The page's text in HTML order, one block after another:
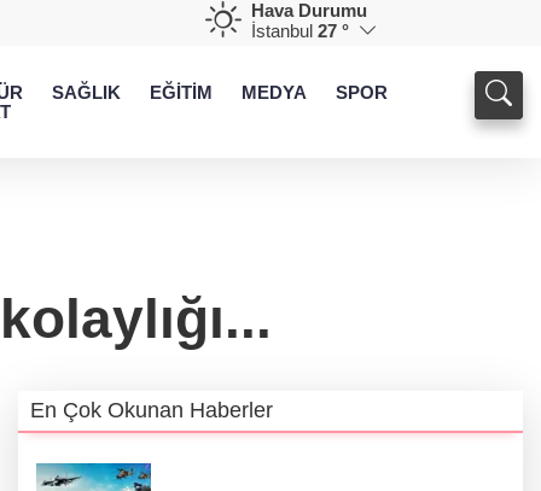
Hava Durumu
İstanbul 27 °
SAĞLIK EĞİTİM MEDYA SPOR
En Çok Okunan Haberler